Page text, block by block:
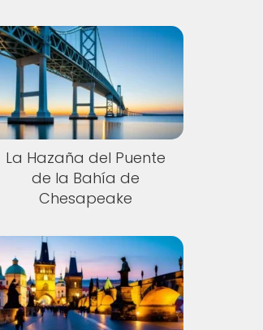
La Hazaña del Puente
de la Bahía de
Chesapeake